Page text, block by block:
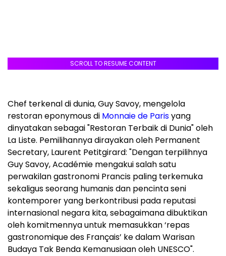
SCROLL TO RESUME CONTENT
Chef terkenal di dunia, Guy Savoy, mengelola
restoran eponymous di Monnaie de Parisyang
dinyatakan sebagai "Restoran Terbaik di Dunia" oleh
La Liste. Pemilihannya dirayakan oleh Permanent
Secretary, Laurent Petitgirard: "Dengan terpilihnya
Guy Savoy, Académie mengakui salah satu
perwakilan gastronomi Prancis paling terkemuka
sekaligus seorang humanis dan pencinta seni
kontemporer yang berkontribusi pada reputasi
internasional negara kita, sebagaimana dibuktikan
oleh komitmennya untuk memasukkan ‘repas
gastronomique des Français’ ke dalam Warisan
Budaya Tak Benda Kemanusiaan oleh UNESCO".